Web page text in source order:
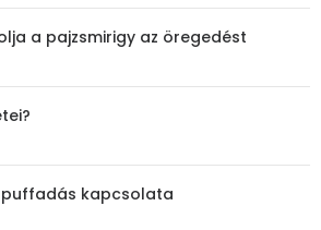
a pajzsmirigy az öregedést
puffadás kapcsolata